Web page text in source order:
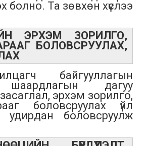
болно. Та зөвхөн хүслээ
ЭРХЭМ ЗОРИЛГО,
БОЛОВСРУУЛАХ,
байгууллагын
шаардлагын дагуу
эрхэм зорилго,
боловсруулах үйл
удирдан боловсруулж